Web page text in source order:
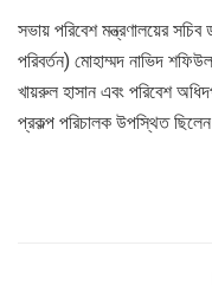
সভায় পরিবেশ মন্ত্রণালয়ের
পরিবর্তন) মোহাম্মদ নাভিদ
খায়রুল হাসান এবং পরিবেশ
প্রকল্প পরিচালক উপস্থিত